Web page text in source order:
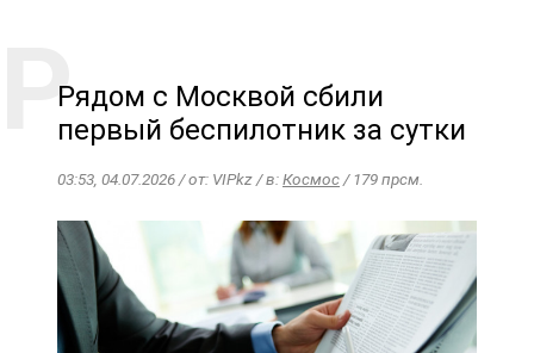
Рядом с Москвой сбили
первый беспилотник за сутки
03:53, 04.07.2026 / от: VIPkz / в:Космос/ 179 прсм.